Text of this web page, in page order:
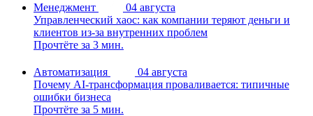
Менеджмент
04 августа
Управленческий хаос: как компании теряют деньги и
клиентов из-за внутренних проблем
Прочтёте за 3 мин.
Автоматизация
04 августа
Почему AI-трансформация проваливается: типичные
ошибки бизнеса
Прочтёте за 5 мин.